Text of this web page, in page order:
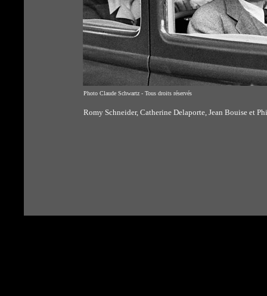
Photo Claude Schwartz - Tous droits réservés
Romy Schneider, Catherine Delaporte, Jean Bouise et